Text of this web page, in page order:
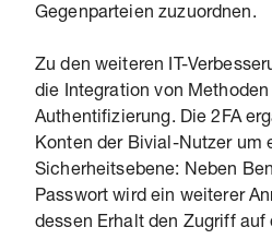
Gegenparteien zuzuordnen.
Zu den weiteren IT-
die Integration von
Authentifizierung. Die 2FA
Konten der Bivial-Nutzer um
Sicherheitsebene: Neben
Passwort wird ein weiterer
dessen Erhalt den Zugriff